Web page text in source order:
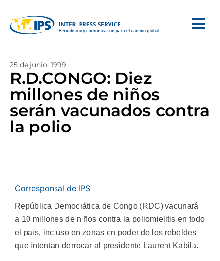
25 de junio, 1999
R.D.CONGO: Diez
millones de niños
serán vacunados contra
la polio
Corresponsal de IPS
República Democrática de Congo (RDC) vacunará
a 10 millones de niños contra la poliomielitis en todo
el país, incluso en zonas en poder de los rebeldes
que intentan derrocar al presidente Laurent Kabila.